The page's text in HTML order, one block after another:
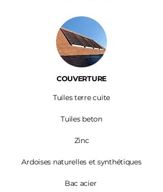
COUVERTURE
Tuiles terre cuite
Tuiles beton
Zinc​
Ardoises naturelles et synthétiques
Bac acier